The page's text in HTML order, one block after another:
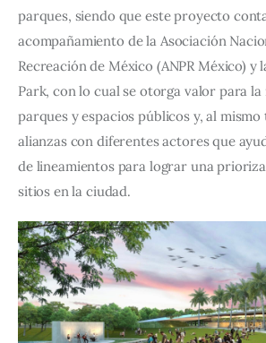
parques, siendo que este proyecto
acompañamiento de la Asociación
Recreación de México (ANPR México) y
Park, con lo cual se otorga valor para
parques y espacios públicos y, al
alianzas con diferentes actores que
de lineamientos para lograr una
sitios en la ciudad.